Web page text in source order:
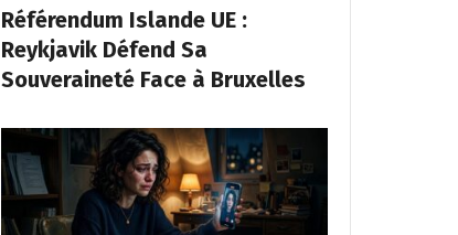
Référendum Islande UE :
Reykjavik Défend Sa
Souveraineté Face à Bruxelles